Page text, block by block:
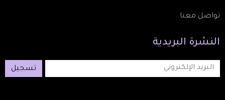
تواصل معنا
النشرة البريدية
تسجيل